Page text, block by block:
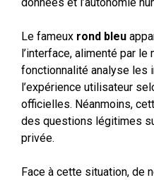
Le fameux rond bleu
l’interface, alimenté par le
fonctionnalité analyse les
l’expérience utilisateur
officielles. Néanmoins,
des questions légitimes
privée.
Face à cette situation, de